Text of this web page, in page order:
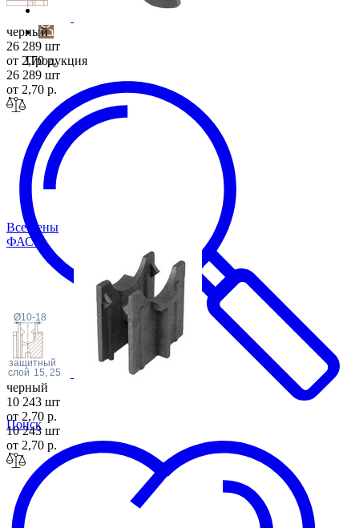
Продукция
Поиск
черный
26 289 шт
от 2,70 р.
26 289 шт
от 2,70 р.
Все цены
ФАС-2
Ø10-18
защитный
слой 15, 25
черный
10 243 шт
от 2,70 р.
10 243 шт
от 2,70 р.